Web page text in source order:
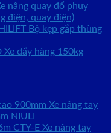
nâng quay đổ phuy
điện, quay điện)
Bộ kẹp gắp thùng
Xe đẩy hàng 150kg
Xe nâng tay
NIULI
Xe nâng tay